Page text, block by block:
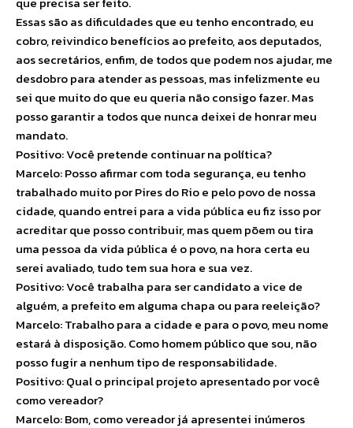
Essas são as dificuldades que eu tenho encontrado, eu
cobro, reivindico benefícios ao prefeito, aos deputados,
aos secretários, enfim, de todos que podem nos ajudar, me
desdobro para atender as pessoas, mas infelizmente eu
sei que muito do que eu queria não consigo fazer. Mas
posso garantir a todos que nunca deixei de honrar meu
mandato.
Positivo: Você pretende continuar na política?
Marcelo: Posso afirmar com toda segurança, eu tenho
trabalhado muito por Pires do Rio e pelo povo de nossa
cidade, quando entrei para a vida pública eu fiz isso por
acreditar que posso contribuir, mas quem põem ou tira
uma pessoa da vida pública é o povo, na hora certa eu
serei avaliado, tudo tem sua hora e sua vez.
Positivo: Você trabalha para ser candidato a vice de
alguém, a prefeito em alguma chapa ou para reeleição?
Marcelo: Trabalho para a cidade e para o povo, meu nome
estará à disposição. Como homem público que sou, não
posso fugir a nenhum tipo de responsabilidade.
Positivo: Qual o principal projeto apresentado por você
como vereador?
Marcelo: Bom, como vereador já apresentei inúmeros